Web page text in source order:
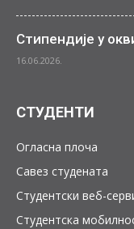
Стипендије у
16.06.2026.
СТУДЕНТИ
Огласна плоча
Савез студената
Студентски веб-
Студентска